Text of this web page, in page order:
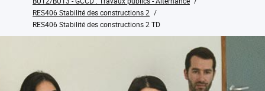
RES406 Stabilité des constructions 2
RES406 Stabilité des constructions 2 TD